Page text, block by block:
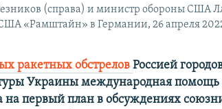
(справа) и министр обороны США
«Рамштайн» в Германии, 26 апреля
ракетных обстреловРоссией
Украины международная
на первый план в обсуждениях